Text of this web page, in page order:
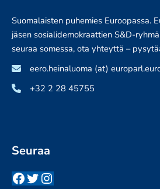
Suomalaisten puhemies Euroopassa.
jäsen sosialidemokraattien S&D-
seuraa somessa, ota yhteyttä –
eero.heinaluoma (at)
+32 2 28 45755
Seuraa
Facebook
Twitter
Instagram